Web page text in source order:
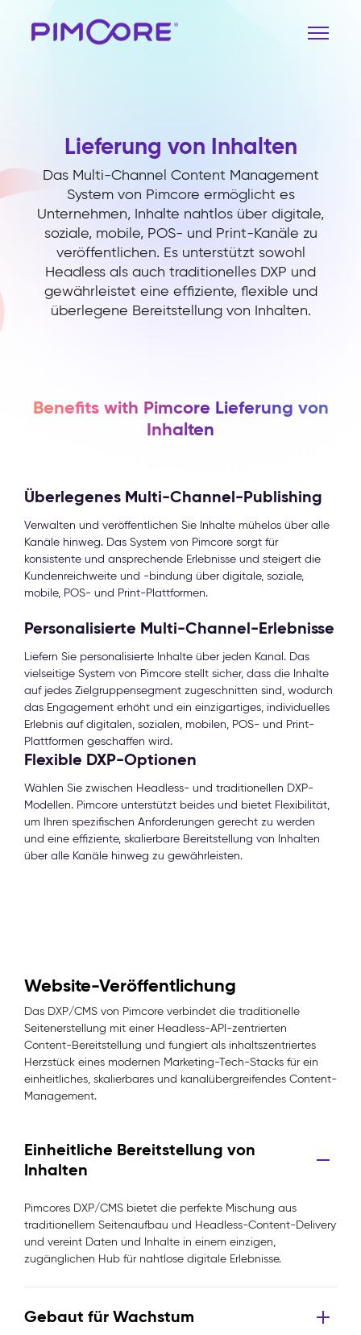
Lieferung von Inhalten
Das Multi-Channel Content Management
System von Pimcore ermöglicht es
Unternehmen, Inhalte nahtlos über digitale,
soziale, mobile, POS- und Print-Kanäle zu
veröffentlichen. Es unterstützt sowohl
Headless als auch traditionelles DXP und
gewährleistet eine effiziente, flexible und
überlegene Bereitstellung von Inhalten.
Benefits with Pimcore Lieferung von
Inhalten
Überlegenes Multi-Channel-Publishing
Verwalten und veröffentlichen Sie Inhalte mühelos über alle
Kanäle hinweg. Das System von Pimcore sorgt für
konsistente und ansprechende Erlebnisse und steigert die
Kundenreichweite und -bindung über digitale, soziale,
mobile, POS- und Print-Plattformen.
Personalisierte Multi-Channel-Erlebnisse
Liefern Sie personalisierte Inhalte über jeden Kanal. Das
vielseitige System von Pimcore stellt sicher, dass die Inhalte
auf jedes Zielgruppensegment zugeschnitten sind, wodurch
das Engagement erhöht und ein einzigartiges, individuelles
Erlebnis auf digitalen, sozialen, mobilen, POS- und Print-
Plattformen geschaffen wird.
Flexible DXP-Optionen
Wählen Sie zwischen Headless- und traditionellen DXP-
Modellen. Pimcore unterstützt beides und bietet Flexibilität,
um Ihren spezifischen Anforderungen gerecht zu werden
und eine effiziente, skalierbare Bereitstellung von Inhalten
über alle Kanäle hinweg zu gewährleisten.
Website-Veröffentlichung
Das DXP/CMS von Pimcore verbindet die traditionelle
Seitenerstellung mit einer Headless-API-zentrierten
Content-Bereitstellung und fungiert als inhaltszentriertes
Herzstück eines modernen Marketing-Tech-Stacks für ein
einheitliches, skalierbares und kanalübergreifendes Content-
Management.
Einheitliche Bereitstellung von
Inhalten
Pimcores DXP/CMS bietet die perfekte Mischung aus
traditionellem Seitenaufbau und Headless-Content-Delivery
und vereint Daten und Inhalte in einem einzigen,
zugänglichen Hub für nahtlose digitale Erlebnisse.
Gebaut für Wachstum